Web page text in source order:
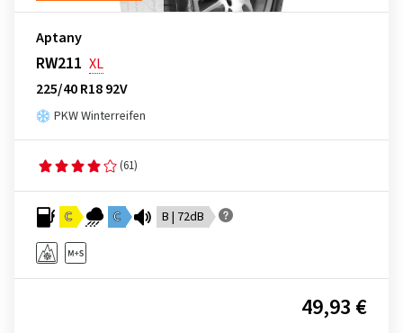
Aptany
RW211 XL
225/40 R18 92V
PKW Winterreifen
(61)
C C B | 72dB
49,93 €